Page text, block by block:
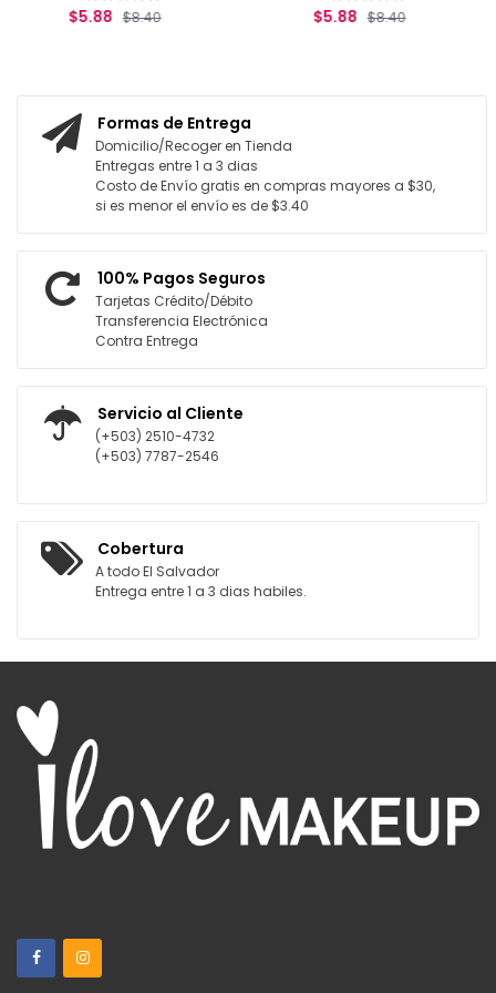
Formas de Entrega
Domicilio/Recoger en Tienda
Entregas entre 1 a 3 dias
Costo de Envío gratis en compras mayores a $30,
si es menor el envío es de $3.40
100% Pagos Seguros
Tarjetas Crédito/Débito
Transferencia Electrónica
Contra Entrega
Servicio al Cliente
(+503) 2510-4732
(+503) 7787-2546
Cobertura
A todo El Salvador
Entrega entre 1 a 3 dias habiles.